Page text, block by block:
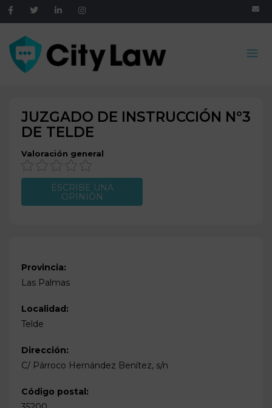
JUZGADO DE INSTRUCCIÓN Nº3
DE TELDE
Valoración general
ESCRIBE UNA
OPINIÓN
Provincia:
Las Palmas
Localidad:
Telde
Dirección:
C/ Párroco Hernández Benítez, s/n
Código postal: